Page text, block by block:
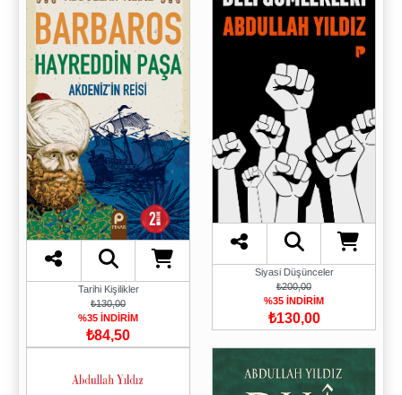
Tarihi Kişilikler
₺130,00
%35 İNDİRİM
₺84,50
Siyasi Düşünceler
₺200,00
%35 İNDİRİM
₺130,00